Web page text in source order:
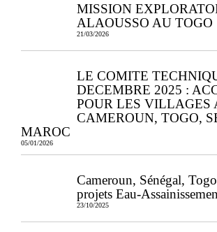
MISSION
ALAOUSSO AU TOGO
21/03/2026
LE COMITE
DECEMBRE 2025 :
POUR LES VILLAGES
CAMEROUN, TOGO,
MAROC
05/01/2026
Cameroun, Sénégal,
projets Eau-
23/10/2025